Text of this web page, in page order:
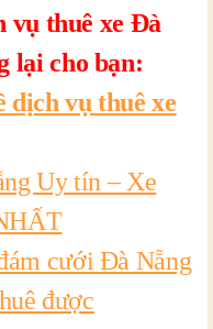
vụ thuê xe Đà
lại cho bạn:
dịch vụ thuê xe
Uy tín – Xe
cưới Đà Nẵng
được